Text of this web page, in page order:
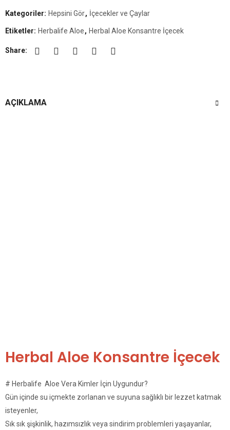
Kategoriler: Hepsini Gör, İçecekler ve Çaylar
Etiketler: Herbalife Aloe, ​​Herbal Aloe Konsantre İçecek​
Share:
AÇIKLAMA
Herbal Aloe Konsantre İçecek​
# Herbalife Aloe Vera Kimler İçin Uygundur?
Gün içinde su içmekte zorlanan ve suyuna sağlıklı bir lezzet katmak
isteyenler,
Sık sık şişkinlik, hazımsızlık veya sindirim problemleri yaşayanlar,